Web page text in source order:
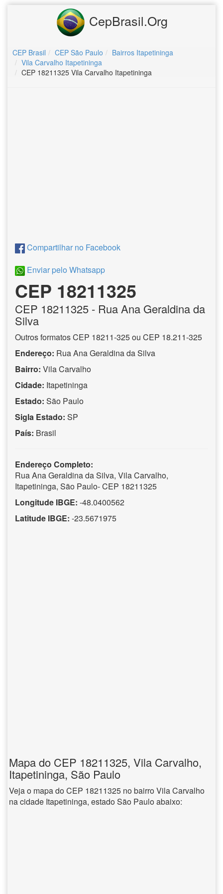
CepBrasil.Org
CEP Brasil CEP São Paulo
Bairros Itapetininga
Vila Carvalho Itapetininga
CEP 18211325 Vila Carvalho Itapetininga
Compartilhar no Facebook
Enviar pelo Whatsapp
CEP 18211325
CEP 18211325 - Rua Ana Geraldina da
Silva
Outros formatos CEP 18211-325 ou CEP 18.211-325
Endereço: Rua Ana Geraldina da Silva
Bairro: Vila Carvalho
Cidade: Itapetininga
Estado: São Paulo
Sigla Estado: SP
País: Brasil
Endereço Completo:
Rua Ana Geraldina da Silva, Vila Carvalho,
Itapetininga, São Paulo- CEP 18211325
Longitude IBGE: -48.0400562
Latitude IBGE: -23.5671975
Mapa do CEP 18211325, Vila Carvalho,
Itapetininga, São Paulo
Veja o mapa do CEP 18211325 no bairro Vila Carvalho
na cidade Itapetininga, estado São Paulo abaixo: